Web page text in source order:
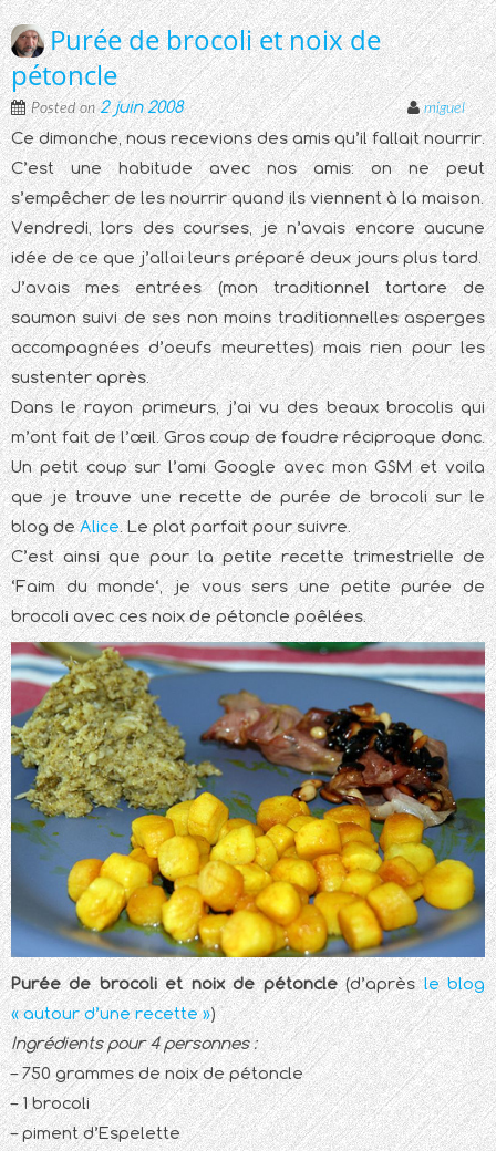
Purée de brocoli et noix de
pétoncle
Posted on2 juin 2008 miguel
Ce dimanche, nous recevions des amis qu’il fallait nourrir.
C’est une habitude avec nos amis: on ne peut
s’empêcher de les nourrir quand ils viennent à la maison.
Vendredi, lors des courses, je n’avais encore aucune
idée de ce que j’allai leurs préparé deux jours plus tard.
J’avais mes entrées (mon traditionnel tartare de
saumon suivi de ses non moins traditionnelles asperges
accompagnées d’oeufs meurettes) mais rien pour les
sustenter après.
Dans le rayon primeurs, j’ai vu des beaux brocolis qui
m’ont fait de l’œil. Gros coup de foudre réciproque donc.
Un petit coup sur l’ami Google avec mon GSM et voila
que je trouve une recette de purée de brocoli sur le
blog deAlice. Le plat parfait pour suivre.
C’est ainsi que pour la petite recette trimestrielle de
‘Faim du monde‘, je vous sers une petite purée de
brocoli avec ces noix de pétoncle poêlées.
Purée de brocoli et noix de pétoncle(d’aprèsle blog
« autour d’une recette »)
Ingrédients pour 4 personnes :
– 750 grammes de noix de pétoncle
– 1 brocoli
– piment d’Espelette